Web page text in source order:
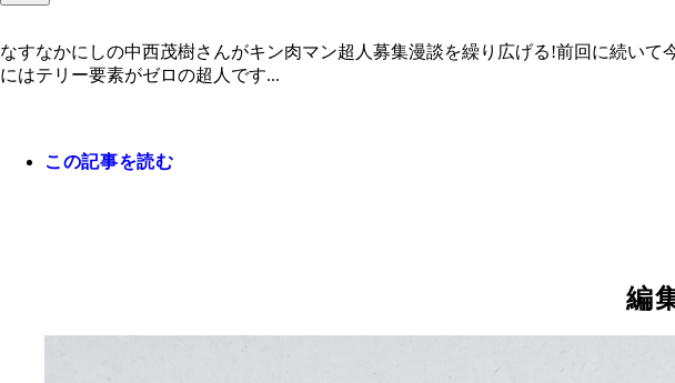
なすなかにしの中西茂樹さんがキン肉マン超人募集漫談を繰り広げる!前回に続い
にはテリー要素がゼロの超人です...
この記事を読む
編